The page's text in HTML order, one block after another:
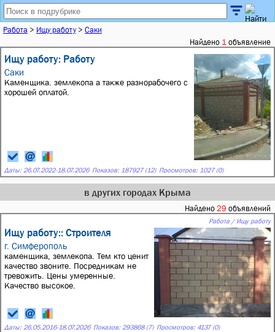
Работа > Ищу работу> Саки
Найдено 1 объявление
Ищу работу: Работу
Саки
Каменщика. землекопа а также разнорабочего с
хорошей оплатой.
Даты: 26.07.2022-18.07.2026 Показов: 187927 (12) Просмотров: 1027 (0)
в других городах Крыма
Найдено 29 объявлений
Работа / Ищу работу
Ищу работу:: Строителя
г. Симферополь
каменщика, землекопа. Тем кто ценит
качество звоните. Посредникам не
тревожить. Цены умеренные.
Качество высокое.
Даты: 26.05.2016-18.07.2026 Показов: 293868 (7) Просмотров: 4137 (0)